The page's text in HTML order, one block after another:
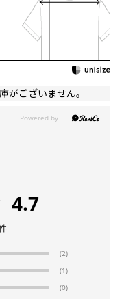
がございません。
4.7
(2)
(1)
(0)